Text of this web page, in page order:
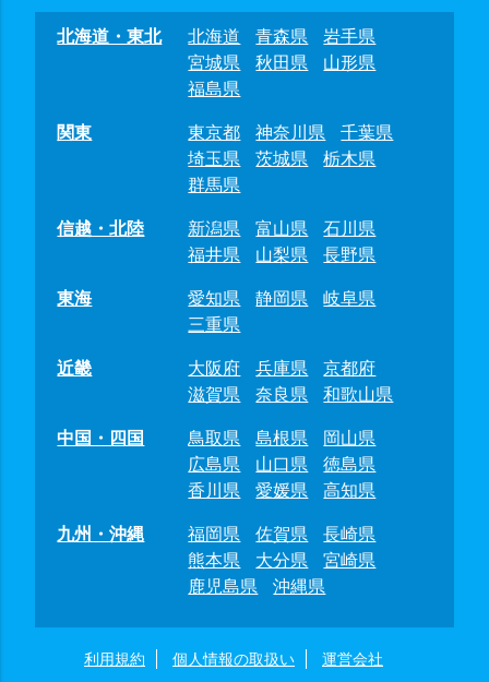
北海道・東北 北海道 青森県
岩手県
宮城県
秋田県
山形県
福島県
関東
東京都 神奈川県
千葉県
埼玉県
茨城県
栃木県
群馬県
信越・北陸
新潟県 富山県
石川県
福井県
山梨県
長野県
東海
愛知県 静岡県
岐阜県
三重県
近畿
大阪府 兵庫県
京都府
滋賀県
奈良県
和歌山県
中国・四国
鳥取県 島根県
岡山県
広島県
山口県
徳島県
香川県
愛媛県
高知県
九州・沖縄
福岡県 佐賀県
長崎県
熊本県
大分県
宮崎県
鹿児島県
沖縄県
利用規約 個人情報の取扱い 運営会社